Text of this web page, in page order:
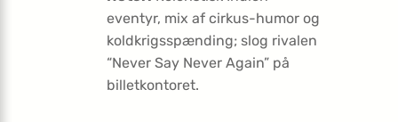
eventyr, mix af cirkus-humor og
koldkrigsspænding; slog rivalen
“Never Say Never Again” på
billetkontoret.